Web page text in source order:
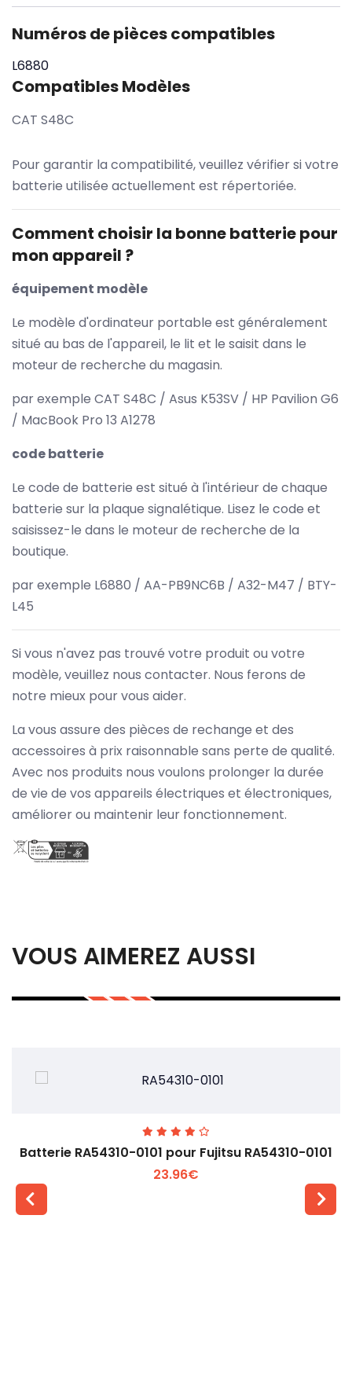
Numéros de pièces compatibles
L6880
Compatibles Modèles
CAT S48C
Pour garantir la compatibilité, veuillez vérifier si votre
batterie utilisée actuellement est répertoriée.
Comment choisir la bonne batterie pour
mon appareil ?
équipement modèle
Le modèle d'ordinateur portable est généralement
situé au bas de l'appareil, le lit et le saisit dans le
moteur de recherche du magasin.
par exemple CAT S48C / Asus K53SV / HP Pavilion G6
/ MacBook Pro 13 A1278
code batterie
Le code de batterie est situé à l'intérieur de chaque
batterie sur la plaque signalétique. Lisez le code et
saisissez-le dans le moteur de recherche de la
boutique.
par exemple L6880 / AA-PB9NC6B / A32-M47 / BTY-
L45
Si vous n'avez pas trouvé votre produit ou votre
modèle, veuillez nous contacter. Nous ferons de
notre mieux pour vous aider.
La vous assure des pièces de rechange et des
accessoires à prix raisonnable sans perte de qualité.
Avec nos produits nous voulons prolonger la durée
de vie de vos appareils électriques et électroniques,
améliorer ou maintenir leur fonctionnement.
VOUS AIMEREZ AUSSI
Batterie RA54310-0101 pour Fujitsu RA54310-0101
23.96€